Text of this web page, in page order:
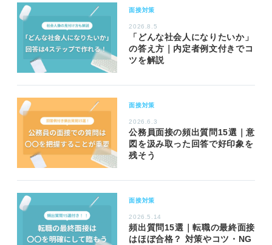
面接対策
2026.8.5
「どんな社会人になりたいか」
の答え方｜内定者例文付きでコ
ツを解説
面接対策
2026.6.3
公務員面接の頻出質問15選｜意
図を汲み取った回答で好印象を
残そう
面接対策
2026.5.14
頻出質問15選｜転職の最終面接
はほぼ合格？ 対策やコツ・NG